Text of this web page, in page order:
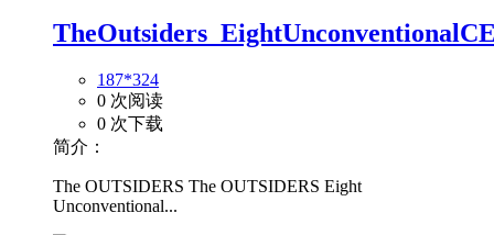
187*324
0 次阅读
0 次下载
简介：
The OUTSIDERS The OUTSIDERS Eight
Unconventional...